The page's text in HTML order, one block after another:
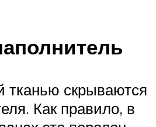
тканью скрываются
Как правило, в